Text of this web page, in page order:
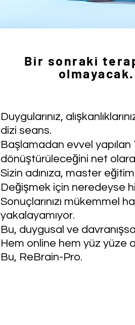
Bir sonraki
Duygularınız,
dizi seans.
Başlamadan evvel
dönüştürüleceğini net
Sizin adınıza, master
Değişmek için neredeyse
Sonuçlarınızı mükemmel
yakalayamıyor.
Bu, duygusal ve
Hem online hem yüz yüze
Bu, ReBrain-Pro.